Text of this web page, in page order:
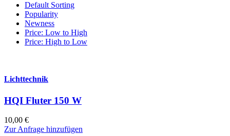
Default Sorting
Popularity
Newness
Price: Low to High
Price: High to Low
Lichttechnik
HQI Fluter 150 W
10,00 €
Zur Anfrage hinzufügen